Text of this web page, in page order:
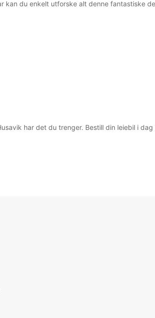
du enkelt utforske alt denne fantastiske
har det du trenger. Bestill din leiebil i